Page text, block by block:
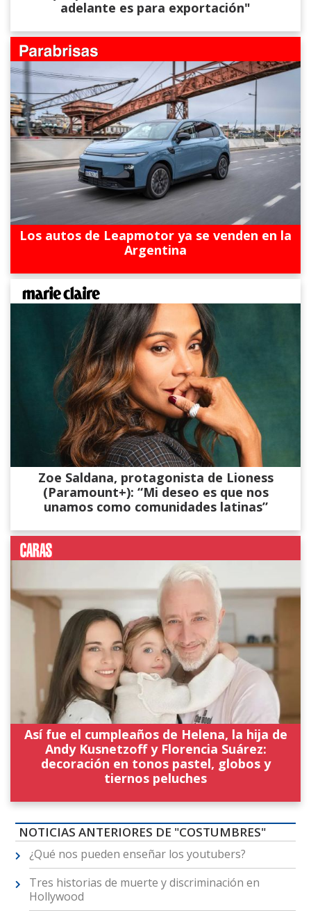
adelante es para exportación"
Los autos de Leapmotor ya se venden en la
Argentina
Zoe Saldana, protagonista de Lioness
(Paramount+): “Mi deseo es que nos
unamos como comunidades latinas”
Así fue el cumpleaños de Helena, la hija de
Andy Kusnetzoff y Florencia Suárez:
decoración en tonos pastel, globos y
tiernos peluches
NOTICIAS ANTERIORES DE "COSTUMBRES"
¿Qué nos pueden enseñar los youtubers?
Tres historias de muerte y discriminación en
Hollywood